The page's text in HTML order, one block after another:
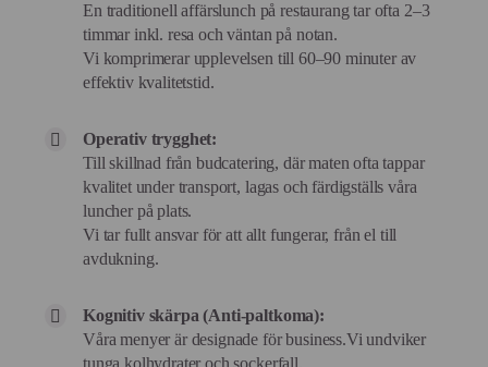
En traditionell affärslunch på restaurang tar ofta 2–3
timmar inkl. resa och väntan på notan.
Vi komprimerar upplevelsen till 60–90 minuter av
effektiv kvalitetstid.
Operativ trygghet:
Till skillnad från budcatering, där maten ofta tappar
kvalitet under transport, lagas och färdigställs våra
luncher på plats.
Vi tar fullt ansvar för att allt fungerar, från el till
avdukning.
Kognitiv skärpa (Anti-paltkoma):
Våra menyer är designade för business.Vi undviker
tunga kolhydrater och sockerfall.